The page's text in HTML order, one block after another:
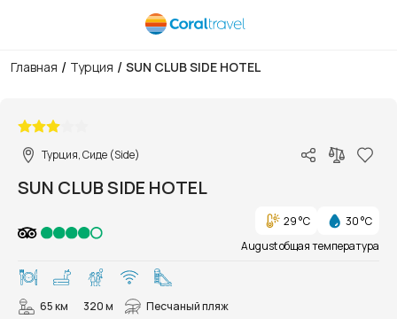
Главная / Турция / SUN CLUB SIDE HOTEL
Турция, Сиде (Side)
SUN CLUB SIDE HOTEL
29 °C
30 °C
August общая температура
65 км 320 м Песчаный пляж